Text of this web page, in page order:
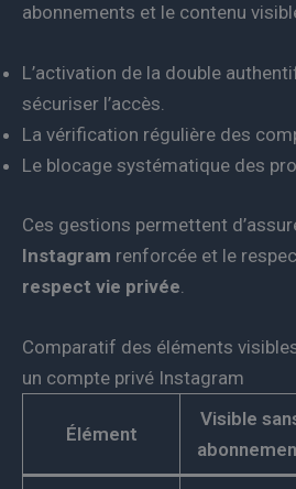
abonnements et le contenu
L’activation de la double
sécuriser l’accès.
La vérification régulière des
Le blocage systématique des
Ces gestions permettent
Instagram renforcée et le
respect vie privée
Comparatif des éléments
un compte privé Instagram
Élément
Visible